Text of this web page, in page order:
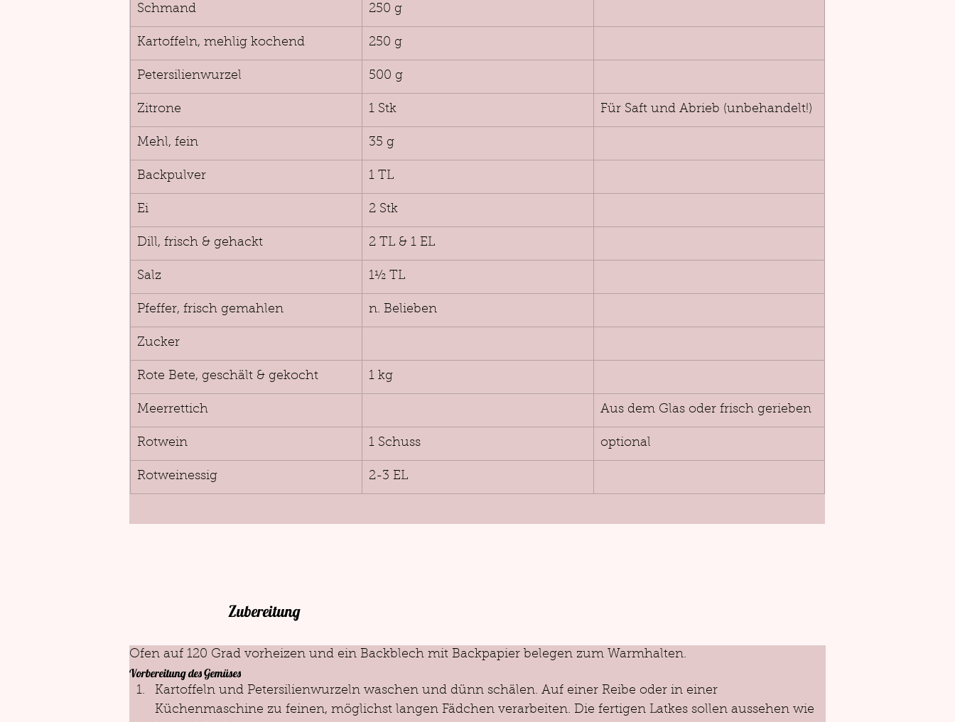
Schmand 250 g
Kartoffeln, mehlig kochend 250 g
Petersilienwurzel 500 g
Zitrone 1 Stk Für Saft und Abrieb (unbehandelt!)
Mehl, fein 35 g
Backpulver 1 TL
Ei 2 Stk
Dill, frisch & gehackt 2 TL & 1 EL
Salz 1½ TL
Pfeffer, frisch gemahlen n. Belieben
Zucker
Rote Bete, geschält & gekocht 1 kg
Meerrettich Aus dem Glas oder frisch gerieben
Rotwein 1 Schuss optional
Rotweinessig 2-3 EL
Zubereitung
Ofen auf 120 Grad vorheizen und ein Backblech mit Backpapier belegen zum Warmhalten.
Vorbereitung des Gemüses
Kartoffeln und Petersilienwurzeln waschen und dünn schälen. Auf einer Reibe oder in einer
Küchenmaschine zu feinen, möglichst langen Fädchen verarbeiten. Die fertigen Latkes sollen aussehen wie